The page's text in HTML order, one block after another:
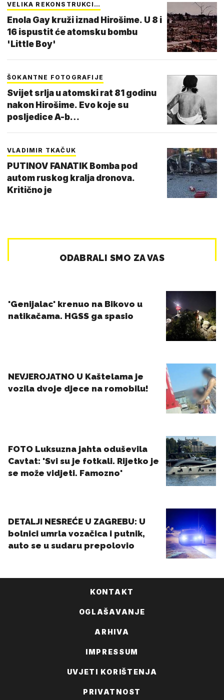
VELIKA REKONSTRUKCI…
Enola Gay kruži iznad Hirošime. U 8 i
16 ispustit će atomsku bombu
'Little Boy'
ŠOKANTNE FOTOGRAFIJE
Svijet srlja u atomski rat 81 godinu
nakon Hirošime. Evo koje su
posljedice A-b…
VLADIMIR TKAČUK
PUTINOV FANATIK Bomba pod
autom ruskog kralja dronova.
Kritično je
KONTAKT
OGLAŠAVANJE
ARHIVA
IMPRESSUM
UVJETI KORIŠTENJA
PRIVATNOST